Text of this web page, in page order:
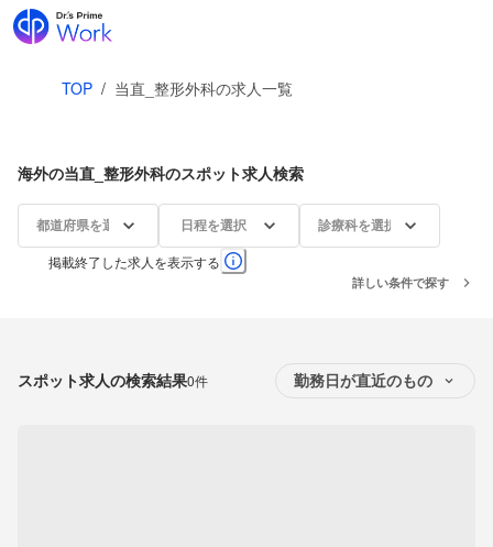
TOP / 当直_整形外科の求人一覧
海外の当直_整形外科のスポット求人検索
都道府県を選択 日程を選択 診療科を選択
掲載終了した求人を表示する
詳しい条件で探す
スポット求人の検索結果0件 勤務日が直近のもの